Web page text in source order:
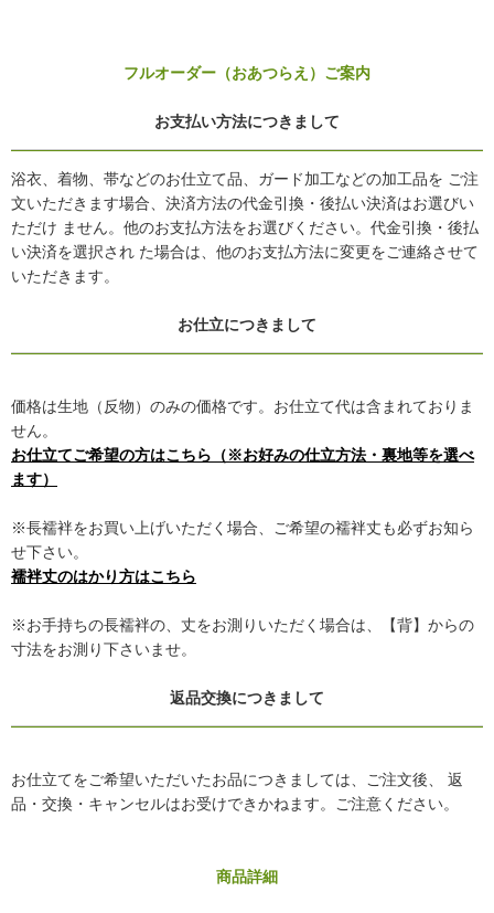
フルオーダー（おあつらえ）ご案内
お支払い方法につきまして
浴衣、着物、帯などのお仕立て品、ガード加工などの加工品を ご注
文いただきます場合、決済方法の代金引換・後払い決済はお選びい
ただけ ません。他のお支払方法をお選びください。代金引換・後払
い決済を選択され た場合は、他のお支払方法に変更をご連絡させて
いただきます。
お仕立につきまして
価格は生地（反物）のみの価格です。お仕立て代は含まれておりま
せん。
お仕立てご希望の方はこちら（※お好みの仕立方法・裏地等を選べ
ます）
※長襦袢をお買い上げいただく場合、ご希望の襦袢丈も必ずお知ら
せ下さい。
襦袢丈のはかり方はこちら
※お手持ちの長襦袢の、丈をお測りいただく場合は、【背】からの
寸法をお測り下さいませ。
返品交換につきまして
お仕立てをご希望いただいたお品につきましては、ご注文後、 返
品・交換・キャンセルはお受けできかねます。ご注意ください。
商品詳細